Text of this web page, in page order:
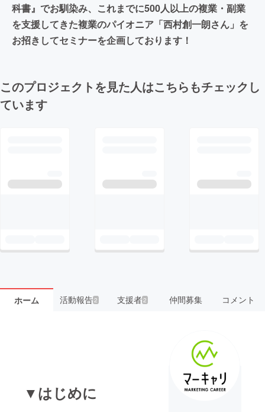
科書』でお馴染み、これまでに500人以上の複業・副業
を支援してきた複業のパイオニア「西村創一朗さん」を
お招きしてセミナーを企画しております！
このプロジェクトを見た人はこちらもチェックし
ています
ホーム 活動報告2 支援者2 仲間募集 コメント
▼はじめに